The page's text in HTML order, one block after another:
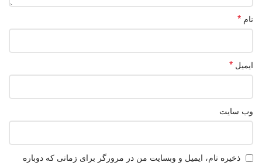
نام *
ایمیل *
وب‌ سایت
ذخیره نام، ایمیل و وبسایت من در مرورگر برای زمانی که دوباره